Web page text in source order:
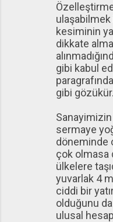
kesiminin
dikkate
gibi kabul
gibi gözükür.
sermaye
döneminde
çok olmasa
ülkelere
yuvarlak 4
ciddi bir
olduğunu
ulusal